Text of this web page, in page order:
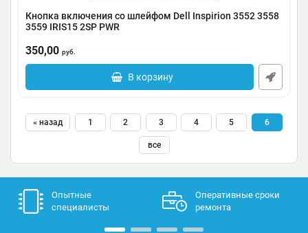
Кнопка включения со шлейфом Dell Inspirion 3552 3558
3559 IRIS15 2SP PWR
350,00 руб.
В корзину
« назад 1 2 3 4 5 6
все
Опытные
специалисты
Оперативные сроки
ремонта